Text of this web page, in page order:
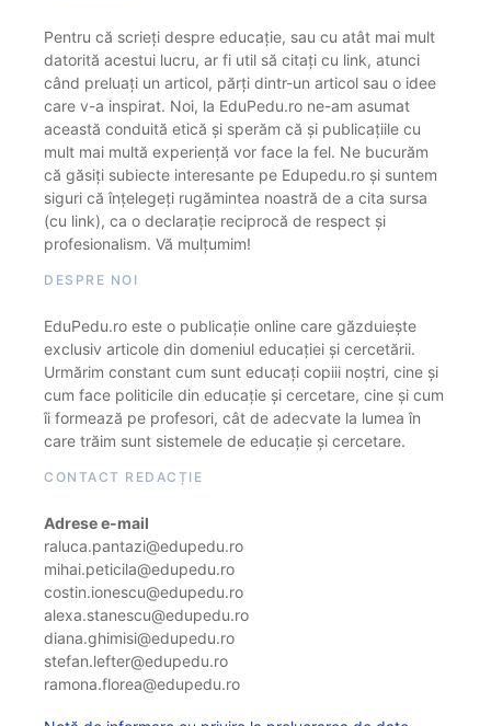
Pentru că scrieți despre educație, sau cu atât mai mult
datorită acestui lucru, ar fi util să citați cu link, atunci
când preluați un articol, părți dintr-un articol sau o idee
care v-a inspirat. Noi, la EduPedu.ro ne-am asumat
această conduită etică și sperăm că și publicațiile cu
mult mai multă experiență vor face la fel. Ne bucurăm
că găsiți subiecte interesante pe Edupedu.ro și suntem
siguri că înțelegeți rugămintea noastră de a cita sursa
(cu link), ca o declarație reciprocă de respect și
profesionalism. Vă mulțumim!
DESPRE NOI
EduPedu.ro este o publicație online care găzduiește
exclusiv articole din domeniul educației și cercetării.
Urmărim constant cum sunt educați copiii noștri, cine și
cum face politicile din educație și cercetare, cine și cum
îi formează pe profesori, cât de adecvate la lumea în
care trăim sunt sistemele de educație și cercetare.
CONTACT REDACȚIE
Adrese e-mail
raluca.pantazi@edupedu.ro
mihai.peticila@edupedu.ro
costin.ionescu@edupedu.ro
alexa.stanescu@edupedu.ro
diana.ghimisi@edupedu.ro
stefan.lefter@edupedu.ro
ramona.florea@edupedu.ro